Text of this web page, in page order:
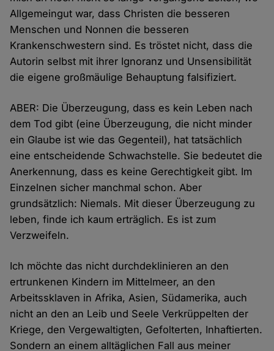
Allgemeingut war, dass Christen die besseren
Menschen und Nonnen die besseren
Krankenschwestern sind. Es tröstet nicht, dass die
Autorin selbst mit ihrer Ignoranz und Unsensibilität
die eigene großmäulige Behauptung falsifiziert.
ABER: Die Überzeugung, dass es kein Leben nach
dem Tod gibt (eine Überzeugung, die nicht minder
ein Glaube ist wie das Gegenteil), hat tatsächlich
eine entscheidende Schwachstelle. Sie bedeutet die
Anerkennung, dass es keine Gerechtigkeit gibt. Im
Einzelnen sicher manchmal schon. Aber
grundsätzlich: Niemals. Mit dieser Überzeugung zu
leben, finde ich kaum erträglich. Es ist zum
Verzweifeln.
Ich möchte das nicht durchdeklinieren an den
ertrunkenen Kindern im Mittelmeer, an den
Arbeitssklaven in Afrika, Asien, Südamerika, auch
nicht an den an Leib und Seele Verkrüppelten der
Kriege, den Vergewaltigten, Gefolterten, Inhaftierten.
Sondern an einem alltäglichen Fall aus meiner